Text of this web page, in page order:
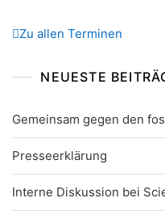
Zu allen Terminen
NEUESTE
Gemeinsam gegen den
Presseerklärung
Interne Diskussion bei